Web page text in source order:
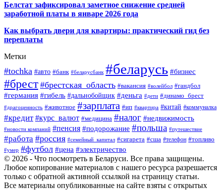
Белстат зафиксировал заметное снижение средней
заработной платы в январе 2026 года
Как выбрать двери для квартиры: практический гид без
переплаты
Метки
#tochka #авто #банк #беларусбанк #беларусь #бизнес
#брест #брестская_область #вакансия #волейбол #гандбол
#германия #гибель #дальнобойщик #деньга #дети #динамо_брест
#драгоценность #животное #зарплата #ип #квартира #китай #коммуналка
#кредит #курс_валют #медицина #налог #недвижимость
#новости компаний #пенсия #подорожание #польша #путешествие
#работа #россия #семейный_капитал #сигарета #сша #телефон #топливо
#умер #футбол #цена #электричество
© 2026 - Что посмотреть в Беларуси. Все права защищены.
Любое копирование материалов с нашего ресурса разрешается
только с обратной активной ссылкой на страницу статьи.
Все материалы опубликованные на сайте взяты с открытых